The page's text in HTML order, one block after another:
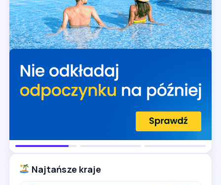
Najtańsze kraje